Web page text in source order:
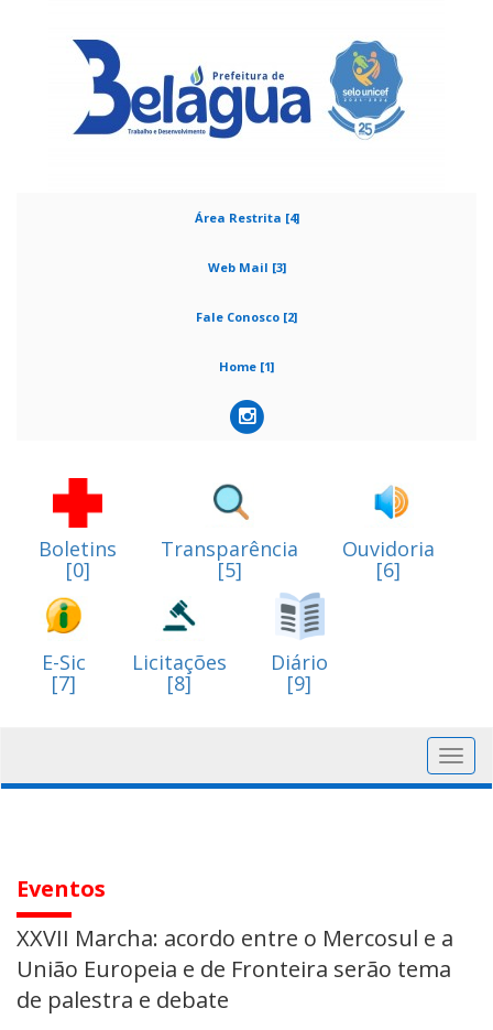
Área Restrita [4]
Web Mail [3]
Fale Conosco [2]
Home [1]
Boletins
[0]
Transparência
[5]
Ouvidoria
[6]
E-Sic
[7]
Licitações
[8]
Diário
[9]
Eventos
XXVII Marcha: acordo entre o Mercosul e a
União Europeia e de Fronteira serão tema
de palestra e debate